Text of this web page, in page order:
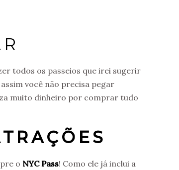
todos os passeios que irei sugerir
você não precisa pegar
muito dinheiro por comprar tudo
o NYC Pass! Como ele já inclui a